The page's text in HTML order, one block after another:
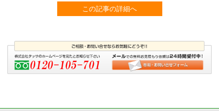
この記事の詳細へ